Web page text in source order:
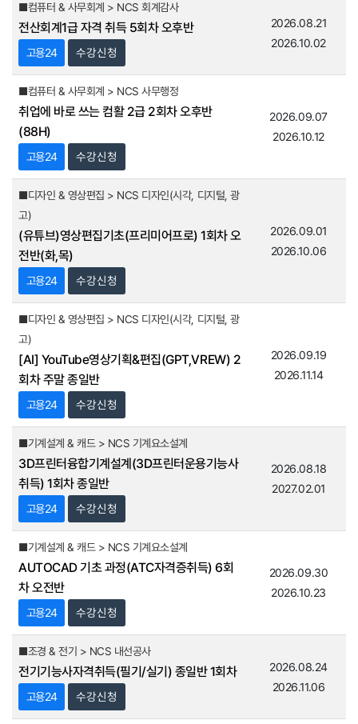
■컴퓨터 & 사무회계 > NCS 회계감사
전산회계1급 자격 취득 5회차 오후반
고용24 수강신청
2026.08.21
2026.10.02
■컴퓨터 & 사무회계 > NCS 사무행정
취업에 바로 쓰는 컴활 2급 2회차 오후반
(88H)
고용24 수강신청
2026.09.07
2026.10.12
■디자인 & 영상편집 > NCS 디자인(시각, 디지털, 광
고)
(유튜브)영상편집기초(프리미어프로) 1회차 오
전반(화,목)
고용24 수강신청
2026.09.01
2026.10.06
■디자인 & 영상편집 > NCS 디자인(시각, 디지털, 광
고)
[AI] YouTube영상기획&편집(GPT,VREW) 2
회차 주말 종일반
고용24 수강신청
2026.09.19
2026.11.14
■기계설계 & 캐드 > NCS 기계요소설계
3D프린터융합기계설계(3D프린터운용기능사
취득) 1회차 종일반
고용24 수강신청
2026.08.18
2027.02.01
■기계설계 & 캐드 > NCS 기계요소설계
AUTOCAD 기초 과정(ATC자격증취득) 6회
차 오전반
고용24 수강신청
2026.09.30
2026.10.23
■조경 & 전기 > NCS 내선공사
전기기능사자격취득(필기/실기) 종일반 1회차
고용24 수강신청
2026.08.24
2026.11.06